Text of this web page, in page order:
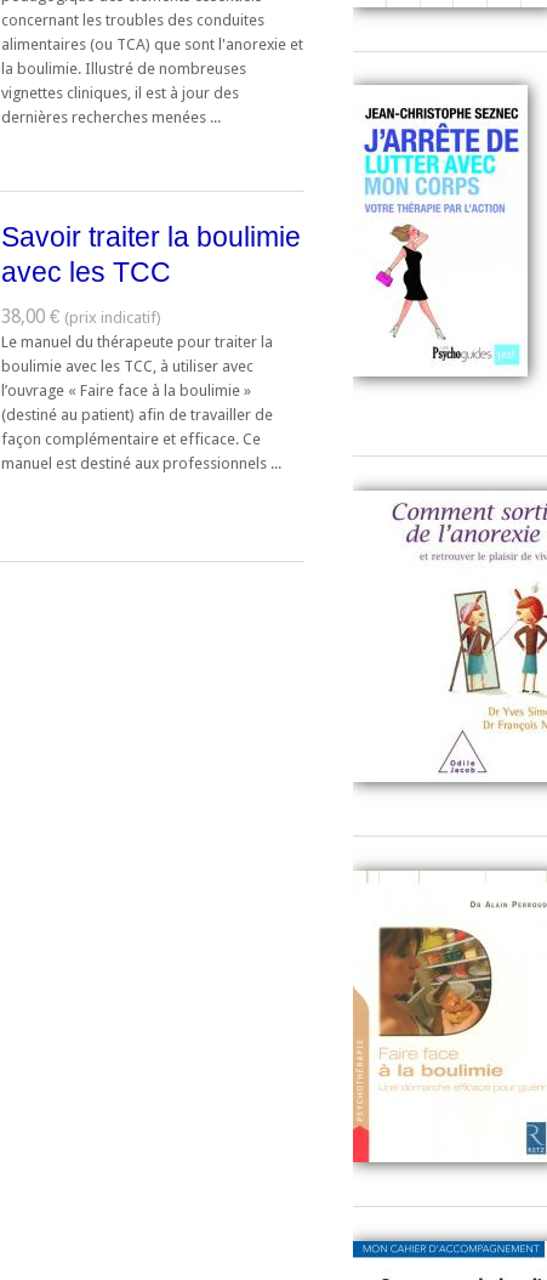
concernant les troubles des conduites
alimentaires (ou TCA) que sont l'anorexie et
la boulimie. Illustré de nombreuses
vignettes cliniques, il est à jour des
dernières recherches menées ...
Savoir traiter la boulimie
avec les TCC
38,00 €
Le manuel du thérapeute pour traiter la
boulimie avec les TCC, à utiliser avec
l’ouvrage « Faire face à la boulimie »
(destiné au patient) afin de travailler de
façon complémentaire et efficace. Ce
manuel est destiné aux professionnels ...